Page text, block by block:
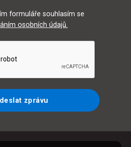
formuláře souhlasím se
osobních údajů.
zprávu